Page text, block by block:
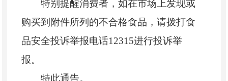
特别提醒消费者，如在市场上发现或
购买到附件所列的不合格食品，请拨打食
品安全投诉举报电话12315进行投诉举
报。
特此通告。